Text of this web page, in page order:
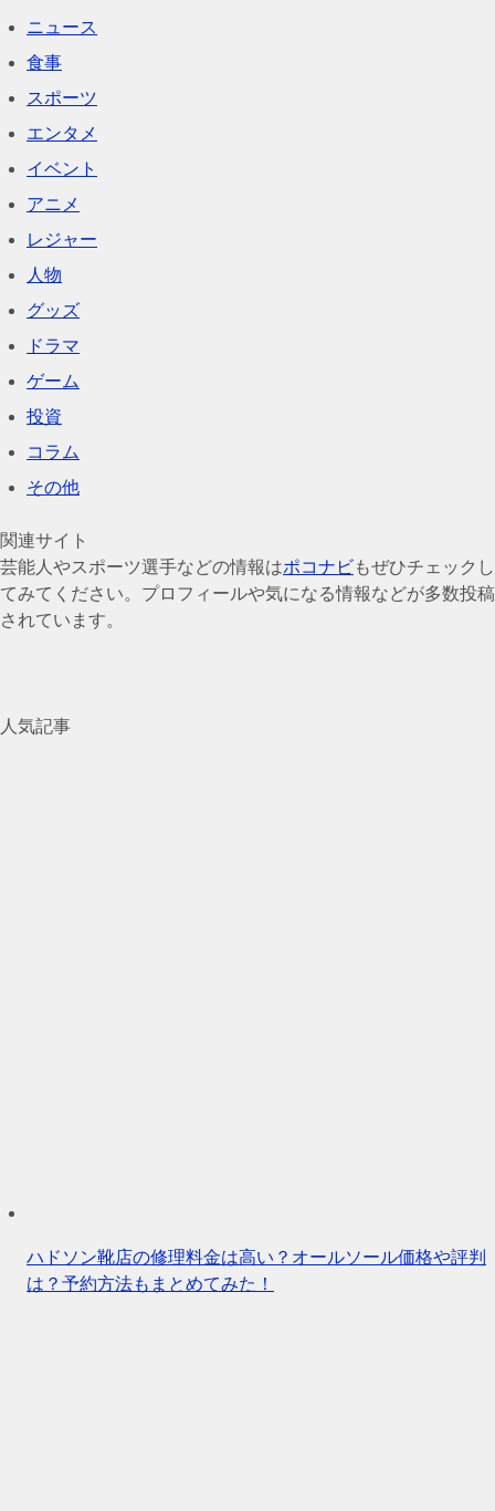
ニュース
食事
スポーツ
エンタメ
イベント
アニメ
レジャー
人物
グッズ
ドラマ
ゲーム
投資
コラム
その他
関連サイト
芸能人やスポーツ選手などの情報はポコナビもぜひチェックし
てみてください。プロフィールや気になる情報などが多数投稿
されています。
人気記事
ハドソン靴店の修理料金は高い？オールソール価格や評判
は？予約方法もまとめてみた！